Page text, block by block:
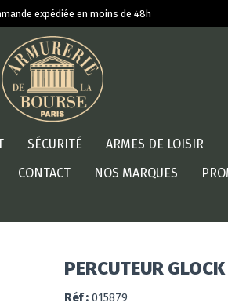
expédiée en moins de 48h
SÉCURITÉ ARMES DE LOISIR
CONTACT NOS MARQUES
PERCUTEUR
Réf : 015879